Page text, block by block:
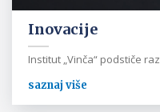
Inovacije
Institut „Vinča“ podstiče
saznaj više